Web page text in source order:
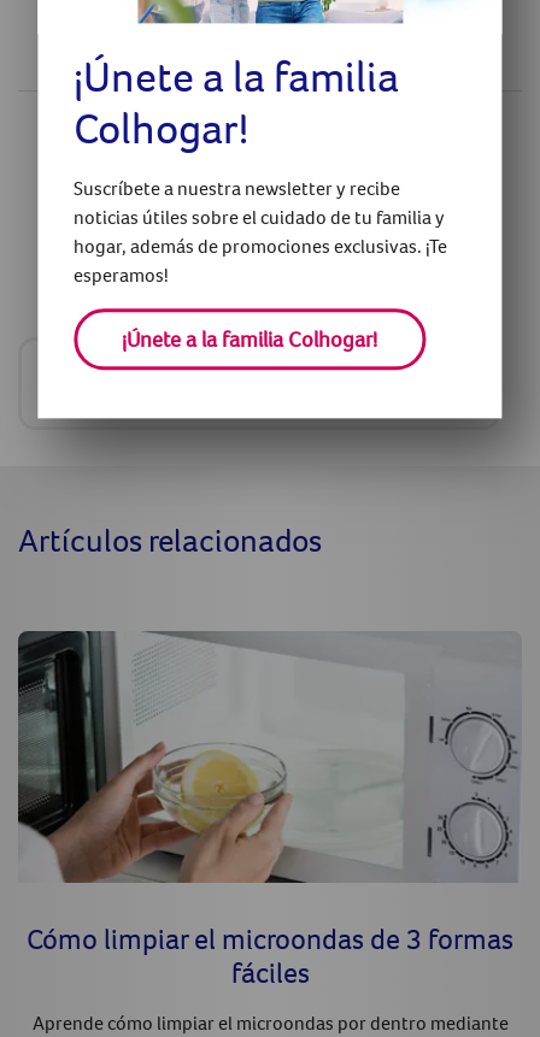
¿Has encontrado útil este artículo?
O
¿Tienes alguna pregunta sobre este tema?
Artículos relacionados
Cómo limpiar el microondas de 3 formas
fáciles
Aprende cómo limpiar el microondas por dentro mediante
¡Únete a la familia
Colhogar!
Suscríbete a nuestra newsletter y recibe
noticias útiles sobre el cuidado de tu familia y
hogar, además de promociones exclusivas. ¡Te
esperamos!
¡Únete a la familia Colhogar!